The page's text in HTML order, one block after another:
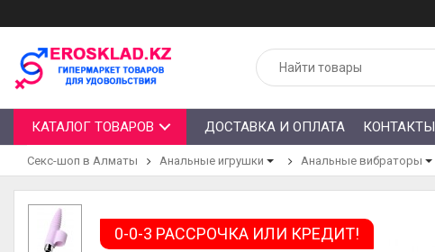
КАТАЛОГ ТОВАРОВ ДОСТАВКА И ОПЛАТА КОНТАКТЫ
Секс-шоп в Алматы Анальные игрушки Анальные вибраторы
0-0-3 РАССРОЧКА ИЛИ КРЕДИТ!